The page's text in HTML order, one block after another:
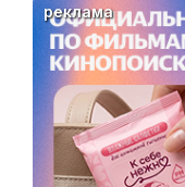
реклама